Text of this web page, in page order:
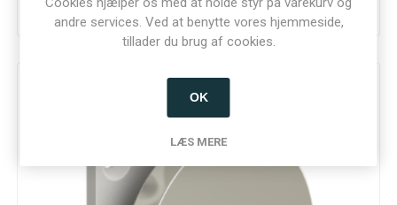
andre services. Ved at benytte vores hjemmeside,
tillader du brug af cookies.
OK
LÆS MERE